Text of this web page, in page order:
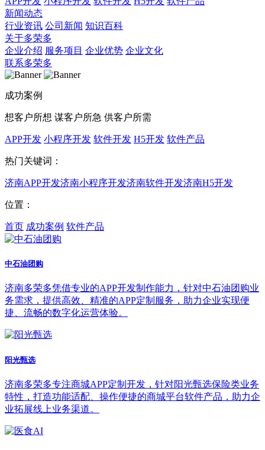
新闻动态
行业资讯 公司新闻 知识百科
关于多荣多
企业介绍 服务项目 企业优势 企业文化
联系多荣多
成功案例
想客户所想 谋客户所急 供客户所需
APP开发 小程序开发 软件开发 H5开发 软件产品
热门关键词：
济南APP开发济南小程序开发济南软件开发济南H5开发
位置：
首页 成功案例 软件产品
中石油团购
济南多荣多凭借专业的APP开发制作能力，针对中石油团购业
务需求，提供高效、精准的APP定制服务，助力企业实现便
捷、流畅的数字化运营体验。
阳光甄选
济南多荣多专注商城APP定制开发，针对阳光甄选保险类业务
特性，打造功能适配、操作便捷的商城平台软件产品，助力企
业拓展线上业务渠道。